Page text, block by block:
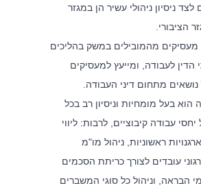
לצד ניסיון ניהולי עשיר הן במגזר
הציבורי.
מעסיקים מהמובילים במשק בהליכים
לעבודה, ומייעץ למעסיקים
מתחום דיני העבודה.
הוא בעל מומחיות וניסיון רב בכל
עבודה קיבוציים, לרבות: ליווי
ראשוניות, ניהול מו"מ
עובדים לצורך כריתת הסכמים
הבראה, וניהול כל סוגי המשברים
השכר הקובע לפנסיה ולשעות נוספות ?
את ניהול הסיכונים של מעסיקים
להאצלה – פס"ד המחייב אתכם לבדוק
הטעויות שיעלו לך ביוקר